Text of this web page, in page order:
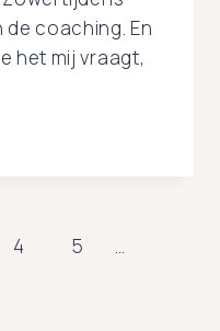
coaching. En
het mij vraagt,
4 5
…